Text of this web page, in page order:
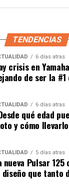
las nuevas
y la Honda?
El diseño
fue obra del
, dirigido por
concurso en
esta vez lo
TENDENCIAS
6 días atras
crisis en
de ser la #1
6 días atras
qué edad
y cómo
5 días atras
nueva Pulsar
diseño que tanto